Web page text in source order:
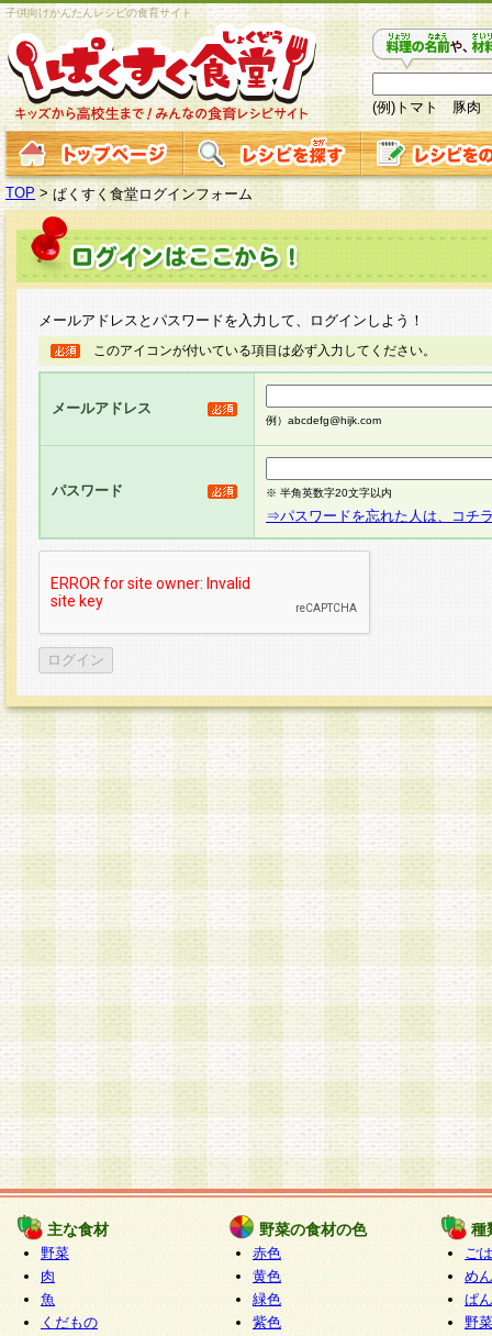
子供向けかんたんレシピの食育サイト
(例)トマト 豚肉
TOP > ぱくすく食堂ログインフォーム
メールアドレスとパスワードを入力して、ログインしよう！
このアイコンが付いている項目は必ず入力してください。
メールアドレス
例）abcdefg@hijk.com
パスワード ※ 半角英数字20文字以内
⇒パスワードを忘れた人は、コチ
主な食材
野菜
肉
魚
くだもの
野菜の食材の色
赤色
黄色
緑色
紫色
種
ご
めん
ぱん
野